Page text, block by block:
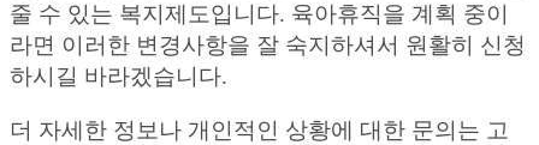
줄 수 있는 복지제도입니다. 육아휴직을 계획 중이
라면 이러한 변경사항을 잘 숙지하셔서 원활히 신청
하시길 바라겠습니다.
더 자세한 정보나 개인적인 상황에 대한 문의는 고